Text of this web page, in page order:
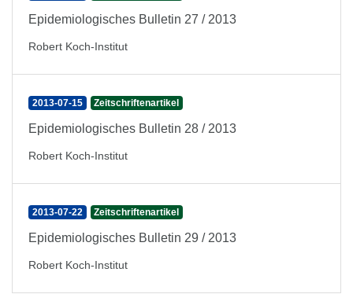
Epidemiologisches Bulletin 27 / 2013
Robert Koch-Institut
2013-07-15 Zeitschriftenartikel
Epidemiologisches Bulletin 28 / 2013
Robert Koch-Institut
2013-07-22 Zeitschriftenartikel
Epidemiologisches Bulletin 29 / 2013
Robert Koch-Institut